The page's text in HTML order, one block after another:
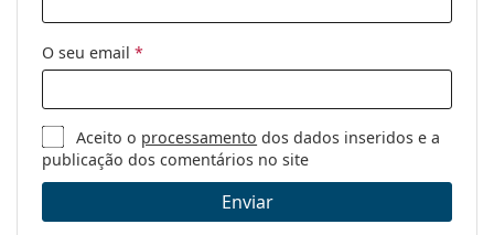
O seu email *
Aceito o processamento dos dados inseridos e a
publicação dos comentários no site
Enviar